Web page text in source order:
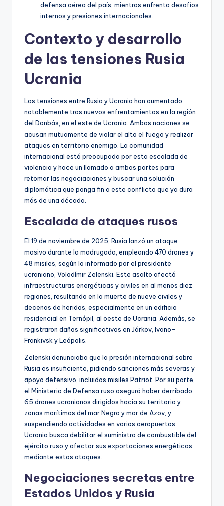
defensa aérea del país, mientras enfrenta desafíos
internos y presiones internacionales.
Contexto y desarrollo
de las tensiones Rusia
Ucrania
Las tensiones entre Rusia y Ucrania han aumentado
notablemente tras nuevos enfrentamientos en la región
del Donbás, en el este de Ucrania. Ambas naciones se
acusan mutuamente de violar el alto el fuego y realizar
ataques en territorio enemigo. La comunidad
internacional está preocupada por esta escalada de
violencia y hace un llamado a ambas partes para
retomar las negociaciones y buscar una solución
diplomática que ponga fin a este conflicto que ya dura
más de una década.
Escalada de ataques rusos
El 19 de noviembre de 2025, Rusia lanzó un ataque
masivo durante la madrugada, empleando 470 drones y
48 misiles, según lo informado por el presidente
ucraniano, Volodímir Zelenski. Este asalto afectó
infraestructuras energéticas y civiles en al menos diez
regiones, resultando en la muerte de nueve civiles y
decenas de heridos, especialmente en un edificio
residencial en Ternópil, al oeste de Ucrania. Además, se
registraron daños significativos en Járkov, Ivano-
Frankivsk y Leópolis.
Zelenski denunciaba que la presión internacional sobre
Rusia es insuficiente, pidiendo sanciones más severas y
apoyo defensivo, incluidos misiles Patriot. Por su parte,
el Ministerio de Defensa ruso aseguró haber derribado
65 drones ucranianos dirigidos hacia su territorio y
zonas marítimas del mar Negro y mar de Azov, y
suspendiendo actividades en varios aeropuertos.
Ucrania busca debilitar el suministro de combustible del
ejército ruso y afectar sus exportaciones energéticas
mediante estos ataques.
Negociaciones secretas entre
Estados Unidos y Rusia